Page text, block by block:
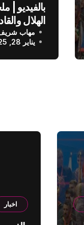
بالفيديو |
الدوري
مهاب
يناير 28, 2025
اخبار